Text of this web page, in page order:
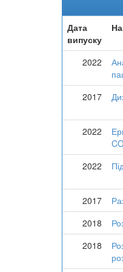
Дата
випуску
2022
2017
2022
2022
2017
2018
2018